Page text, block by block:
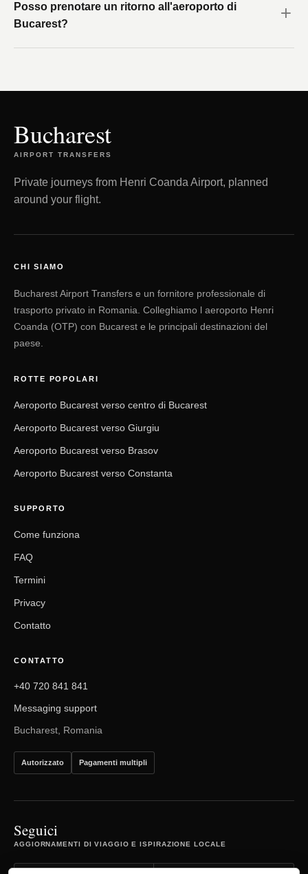
Posso prenotare un ritorno all'aeroporto di
Bucarest?
Bucharest
AIRPORT TRANSFERS
Private journeys from Henri Coanda Airport, planned
around your flight.
CHI SIAMO
Bucharest Airport Transfers e un fornitore professionale di
trasporto privato in Romania. Colleghiamo l aeroporto Henri
Coanda (OTP) con Bucarest e le principali destinazioni del
paese.
ROTTE POPOLARI
Aeroporto Bucarest verso centro di Bucarest
Aeroporto Bucarest verso Giurgiu
Aeroporto Bucarest verso Brasov
Aeroporto Bucarest verso Constanta
SUPPORTO
Come funziona
FAQ
Termini
Privacy
Contatto
CONTATTO
+40 720 841 841
Messaging support
Bucharest, Romania
Autorizzato Pagamenti multipli
Seguici
AGGIORNAMENTI DI VIAGGIO E ISPIRAZIONE LOCALE